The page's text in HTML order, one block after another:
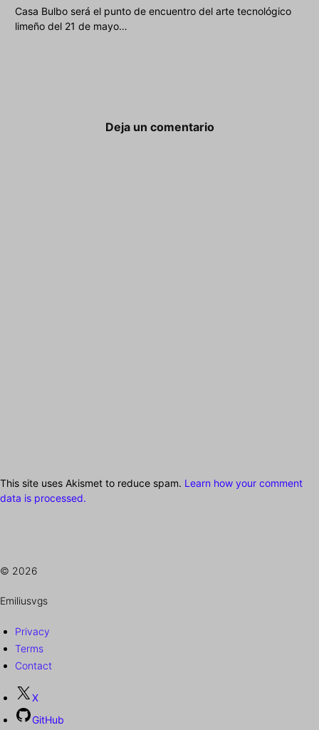
Casa Bulbo será el punto de encuentro del arte tecnológico
limeño del 21 de mayo…
Deja un comentario
This site uses Akismet to reduce spam. Learn how your comment
data is processed.
© 2026
Emiliusvgs
Privacy
Terms
Contact
X
GitHub